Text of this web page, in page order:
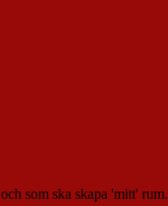
som ska skapa 'mitt' rum.